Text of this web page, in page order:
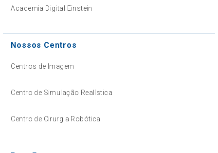
Academia Digital Einstein
Nossos Centros
Centros de Imagem
Centro de Simulação Realística
Centro de Cirurgia Robótica